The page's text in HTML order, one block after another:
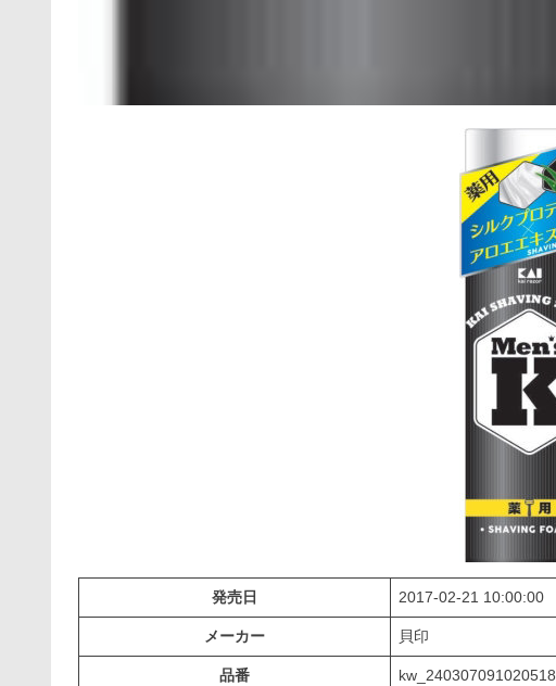
発売日 2017-02-21 10:00:00
メーカー 貝印
品番 kw_240307091020518